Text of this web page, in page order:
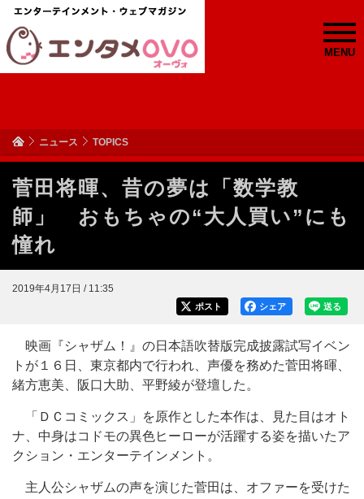
MENU
ニュース TOPICS
菅田将暉、昔の夢は「数学教
師」 おもちゃの“大人買い”にも
憧れ
2019年4月17日 / 11:35
送る
シェア
ポスト
映画『シャザム！』の日本語吹替版完成披露試写イベン
トが１６日、東京都内で行われ、声優を務めた菅田将暉、
緒方恵美、阪口大助、平野綾が登壇した。
「ＤＣコミックス」を原作とした本作は、見た目はオト
ナ、中身はコドモの異色ヒーローが活躍する姿を描いたア
クション・エンターテインメント。
主人公シャザムの声を演じた菅田は、オファーを受けた